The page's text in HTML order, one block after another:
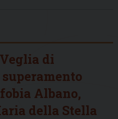
di
Albano,
della Stella